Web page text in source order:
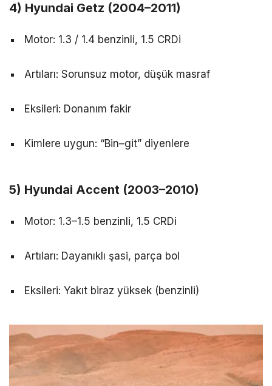
4) Hyundai Getz (2004–2011)
Motor: 1.3 / 1.4 benzinli, 1.5 CRDi
Artıları: Sorunsuz motor, düşük masraf
Eksileri: Donanım fakir
Kimlere uygun: “Bin–git” diyenlere
5) Hyundai Accent (2003–2010)
Motor: 1.3–1.5 benzinli, 1.5 CRDi
Artıları: Dayanıklı şasi, parça bol
Eksileri: Yakıt biraz yüksek (benzinli)